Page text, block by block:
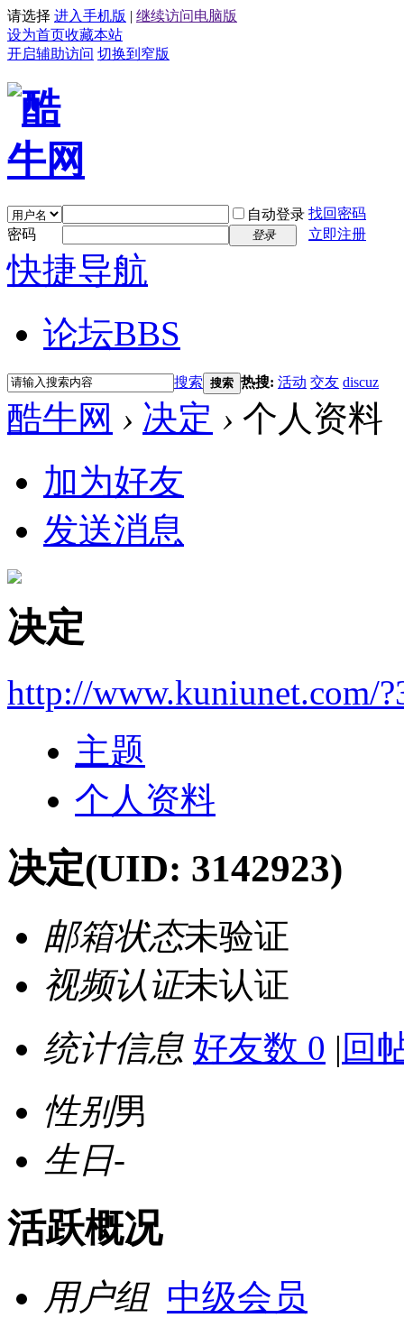
请选择 进入手机版 | 继续访问电脑版
设为首页收藏本站
开启辅助访问 切换到窄版
自动登录 找回密码
密码
登录 立即注册
快捷导航
论坛BBS
搜索 搜索 热搜: 活动 交友 discuz
酷牛网 › 决定 › 个人资料
加为好友
发送消息
决定
http://www.kuniunet.com/
主题
个人资料
决定(UID: 3142923)
邮箱状态未验证
视频认证未认证
统计信息 好友数 0 | 回
性别男
生日-
活跃概况
用户组 中级会员